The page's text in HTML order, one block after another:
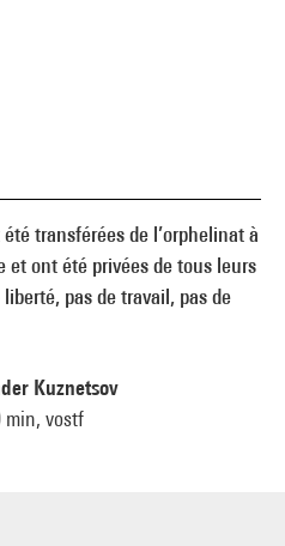
transférées de l’orphelinat à
et ont été privées de tous leurs
pas de travail, pas de
Kuznetsov
min, vostf